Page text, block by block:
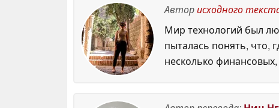
Авторисходного
Мир технологий был
пыталась понять, что,
несколько